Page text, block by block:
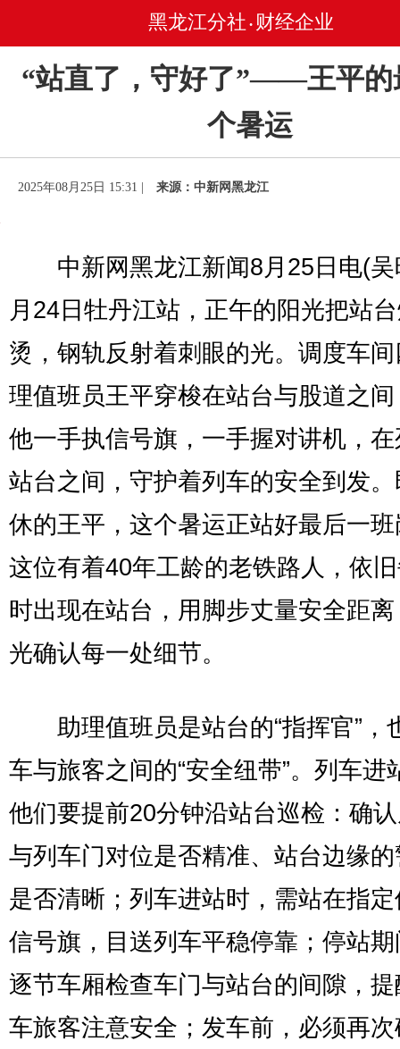
黑龙江分社 • 财经企业
“站直了，守好了”——王平的
个暑运
2025年08月25日 15:31 | 来源：中新网黑龙江
中新网黑龙江新闻8月25日电(吴
月24日牡丹江站，正午的阳光把站
烫，钢轨反射着刺眼的光。调度车
理值班员王平穿梭在站台与股道之
他一手执信号旗，一手握对讲机，
站台之间，守护着列车的安全到发
休的王平，这个暑运正站好最后一
这位有着40年工龄的老铁路人，依
时出现在站台，用脚步丈量安全距
光确认每一处细节。
助理值班员是站台的“指挥官”，
车与旅客之间的“安全纽带”。列车进
他们要提前20分钟沿站台巡检：确
与列车门对位是否精准、站台边缘
是否清晰；列车进站时，需站在指
信号旗，目送列车平稳停靠；停站
逐节车厢检查车门与站台的间隙，
车旅客注意安全；发车前，必须再